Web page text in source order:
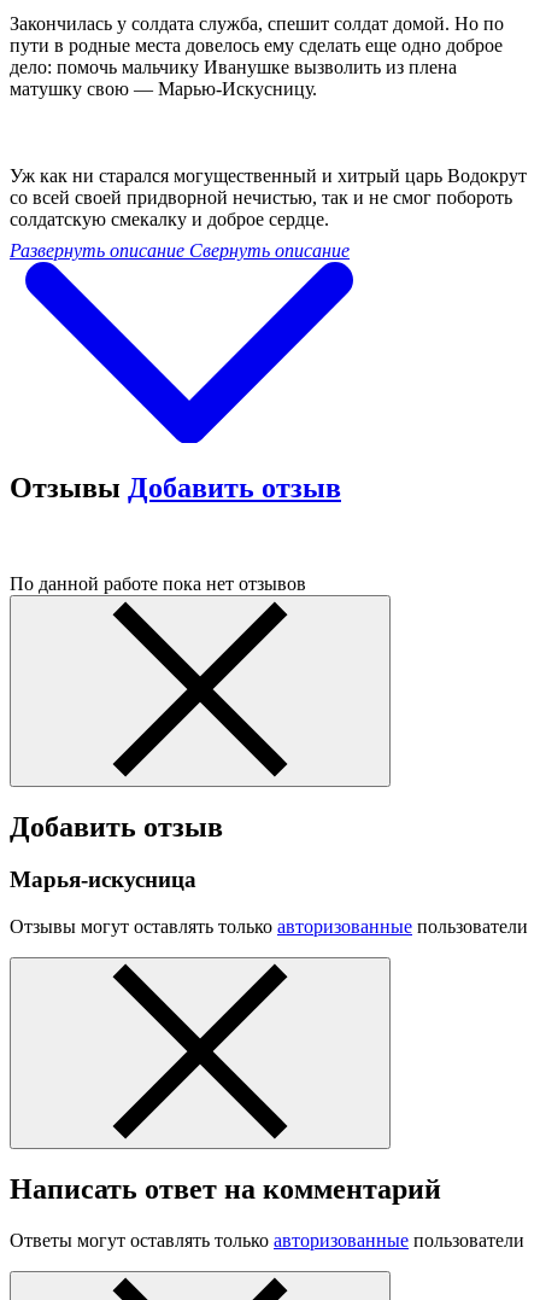
Закончилась у солдата служба, спешит солдат домой. Но по
пути в родные места довелось ему сделать еще одно доброе
дело: помочь мальчику Иванушке вызволить из плена
матушку свою — Марью-Искусницу.
Уж как ни старался могущественный и хитрый царь Водокрут
со всей своей придворной нечистью, так и не смог побороть
солдатскую смекалку и доброе сердце.
Развернуть описание Свернуть описание
Отзывы Добавить отзыв
По данной работе пока нет отзывов
Добавить отзыв
Марья-искусница
Отзывы могут оставлять только авторизованные пользователи
Написать ответ на комментарий
Ответы могут оставлять только авторизованные пользователи